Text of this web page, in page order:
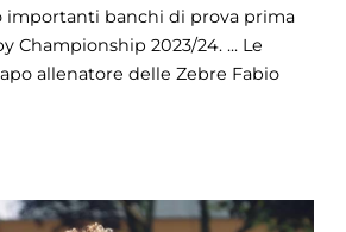
importanti banchi di prova prima
Championship 2023/24. ... Le
allenatore delle Zebre Fabio